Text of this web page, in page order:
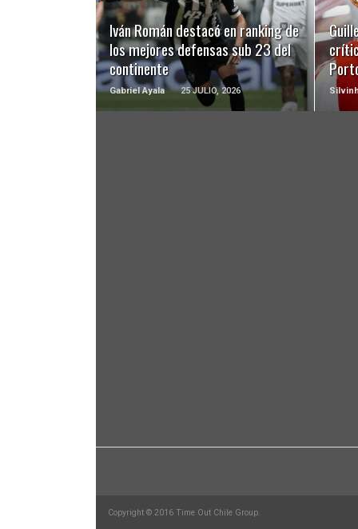
Iván Román destacó en ranking de
los mejores defensas sub 23 del
continente
Gabriel Ayala 25 JULIO, 2026
Copyright © 2016 Time Out Chile Group.